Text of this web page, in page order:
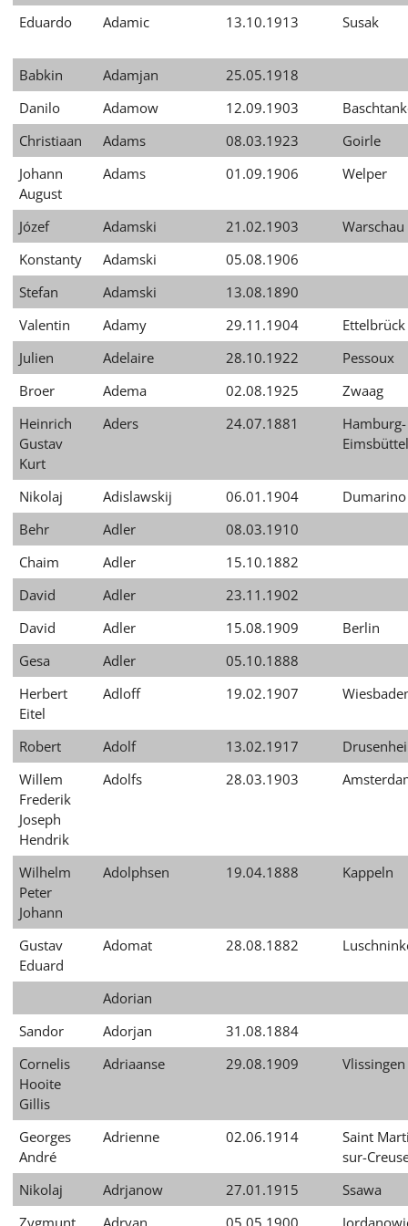
Eduardo Adamic 13.10.1913 Susak
Babkin Adamjan
25.05.1918
Danilo
Adamow 12.09.1903
Christiaan
Adams 08.03.1923
Goirle
Johann
August
Adams 01.09.1906 Welper
Józef Adamski 21.02.1903
Warschau
Konstanty
Adamski
05.08.1906
Stefan
Adamski
13.08.1890
Valentin
Adamy 29.11.1904
Ettelbrück
Julien
Adelaire 28.10.1922
Pessoux
Broer
Adema 02.08.1925
Zwaag
Heinrich
Gustav
Kurt
Aders 24.07.1881
Hamburg-
Eimsbüttel
Nikolaj Adislawskij 06.01.1904
Dumarino
Behr
Adler
08.03.1910
Chaim
Adler
15.10.1882
David
Adler
23.11.1902
David
Adler 15.08.1909
Berlin
Gesa
Adler
05.10.1888
Herbert
Eitel
Adloff 19.02.1907
Robert Adolf 13.02.1917
Willem
Frederik
Joseph
Hendrik
Adolfs 28.03.1903
Wilhelm
Peter
Johann
Adolphsen 19.04.1888 Kappeln
Gustav
Eduard
Adomat 28.08.1882
Adorian
Sandor
Adorjan
31.08.1884
Cornelis
Hooite
Gillis
Adriaanse 29.08.1909 Vlissingen
Georges
André
Adrienne 02.06.1914
Saint
sur-
Nikolaj
Adrjanow 27.01.1915
Ssawa